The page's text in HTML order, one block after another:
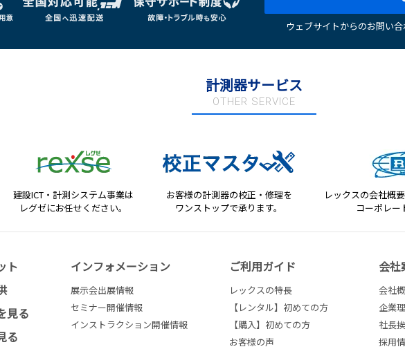
ウェブサイトからのお問い
計測器サービス
OTHER SERVICE
建設ICT・計測システム事業は
レグゼにお任せください。
お客様の計測器の校正・修理を
ワンストップで承ります。
レックスの会社概
コーポレー
ト
見る
る
インフォメーション
展示会出展情報
セミナー開催情報
インストラクション開催情報
ご利用ガイド
レックスの特長
【レンタル】初めての方
【購入】初めての方
お客様の声
会社
会社
企業
社長
採用